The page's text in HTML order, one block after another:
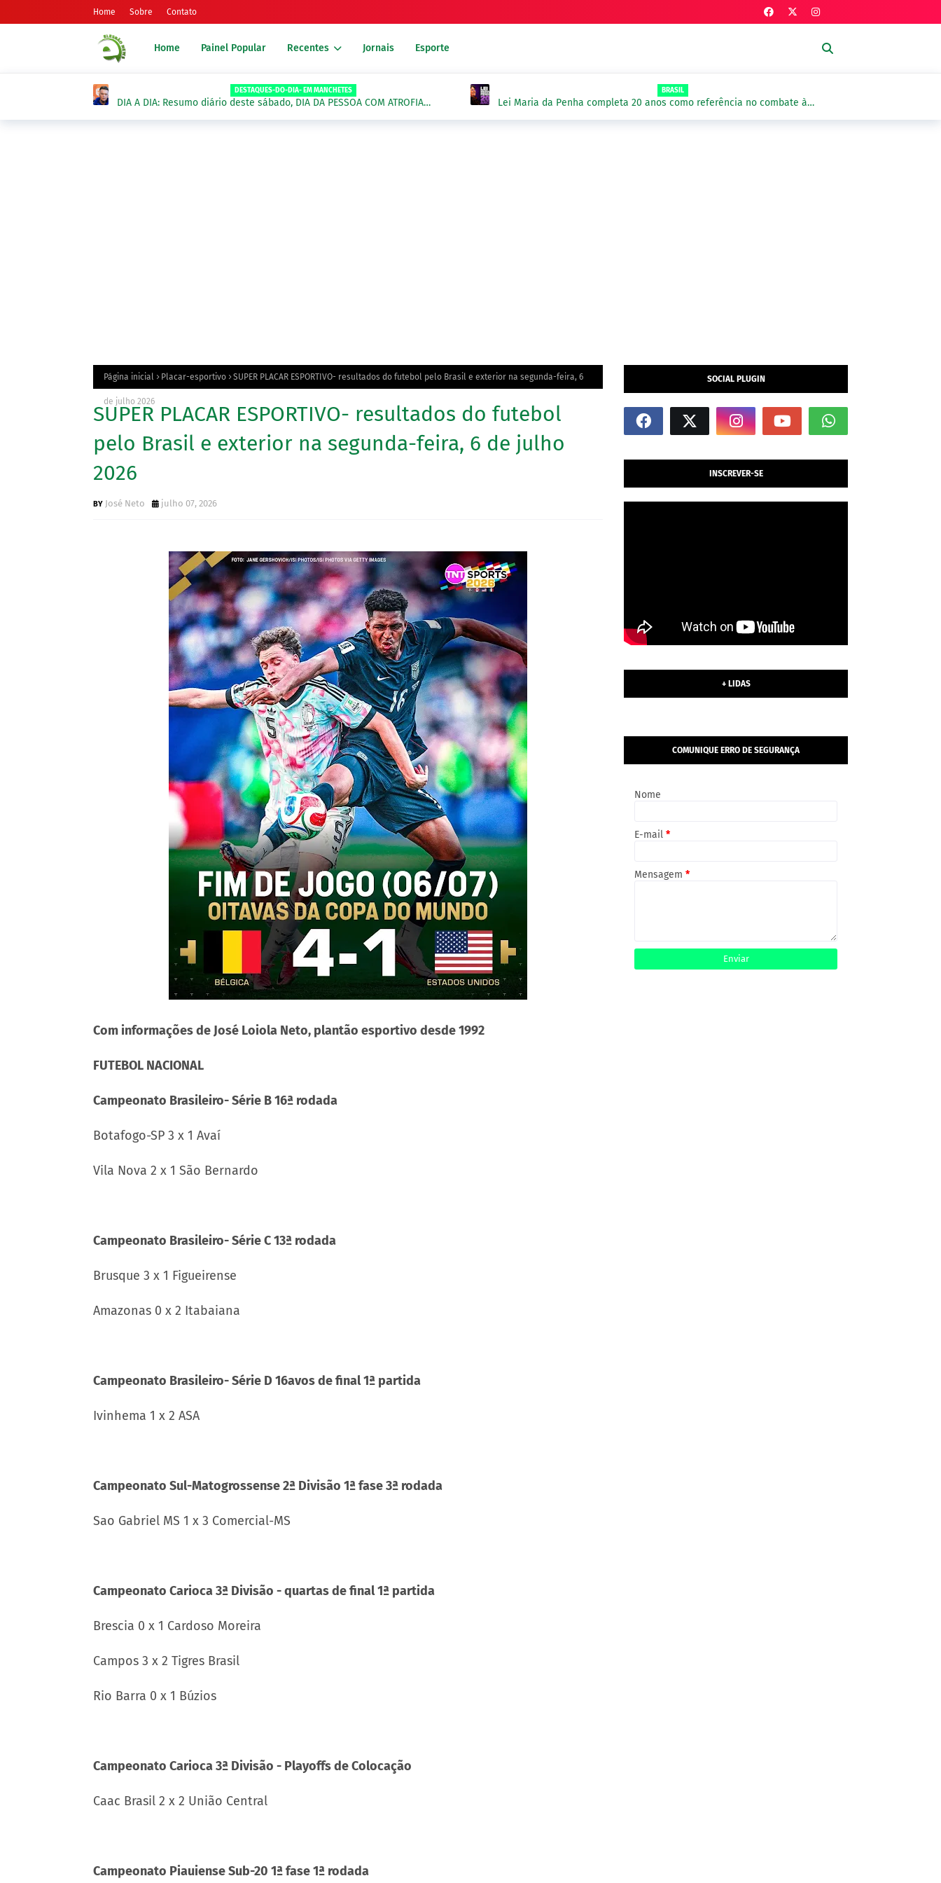
Home Sobre Contato
Home Painel Popular Recentes Jornais Esporte
DESTAQUES-DO-DIA- EM MANCHETES
DIA A DIA: Resumo diário deste sábado, DIA DA PESSOA COM ATROFIA
BRASIL
Lei Maria da Penha completa 20 anos como referência no combate à
Página inicial Placar-esportivo SUPER PLACAR ESPORTIVO- resultados do futebol pelo Brasil e exterior na segunda-feira, 6
de julho 2026
SUPER PLACAR ESPORTIVO- resultados do futebol
pelo Brasil e exterior na segunda-feira, 6 de julho
2026
José Neto julho 07, 2026
Com informações de José Loiola Neto, plantão esportivo desde 1992
FUTEBOL NACIONAL
Campeonato Brasileiro- Série B 16ª rodada
Botafogo-SP 3 x 1 Avaí
Vila Nova 2 x 1 São Bernardo
Campeonato Brasileiro- Série C 13ª rodada
Brusque 3 x 1 Figueirense
Amazonas 0 x 2 Itabaiana
Campeonato Brasileiro- Série D 16avos de final 1ª partida
Ivinhema 1 x 2 ASA
Campeonato Sul-Matogrossense 2ª Divisão 1ª fase 3ª rodada
Sao Gabriel MS 1 x 3 Comercial-MS
Campeonato Carioca 3ª Divisão - quartas de final 1ª partida
Brescia 0 x 1 Cardoso Moreira
Campos 3 x 2 Tigres Brasil
Rio Barra 0 x 1 Búzios
Campeonato Carioca 3ª Divisão - Playoffs de Colocação
Caac Brasil 2 x 2 União Central
Campeonato Piauiense Sub-20 1ª fase 1ª rodada
SOCIAL PLUGIN
INSCREVER-SE
+ LIDAS
COMUNIQUE ERRO DE SEGURANÇA
Nome
E-mail *
Mensagem *